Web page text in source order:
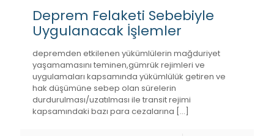
Deprem Felaketi Sebebiyle
Uygulanacak İşlemler
depremden etkilenen yükümlülerin mağduriyet
yaşamamasını teminen,gümrük rejimleri ve
uygulamaları kapsamında yükümlülük getiren ve
hak düşümüne sebep olan sürelerin
durdurulması/uzatılması ile transit rejimi
kapsamındaki bazı para cezalarına […]